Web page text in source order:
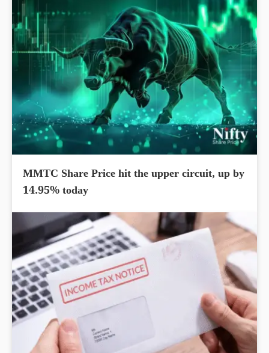
MMTC Share Price hit the upper circuit, up by
14.95% today